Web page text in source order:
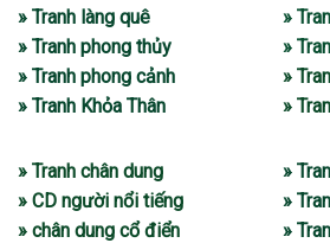
» Tranh làng quê
» Tranh phong thủy
» Tranh phong cảnh
» Tranh Khỏa Thân
»
»
»
»
» Tranh chân dung
» CD người nổi tiếng
» chân dung cổ điển
»
»
»